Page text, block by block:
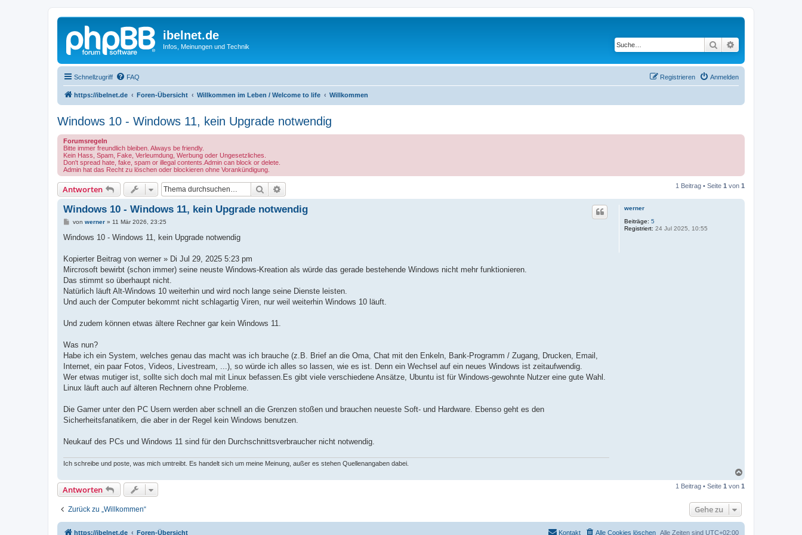
ibelnet.de
Infos, Meinungen und Technik Suche
Schnellzugriff FAQ Anmelden
Registrieren
https://ibelnet.de Foren-Übersicht Willkommen im Leben / Welcome to life Willkommen
Windows 10 - Windows 11, kein Upgrade notwendig
Forumsregeln
Bitte immer freundlich bleiben. Always be friendly.
Kein Hass, Spam, Fake, Verleumdung, Werbung oder Ungesetzliches.
Don't spread hate, fake, spam or illegal contents.Admin can block or delete.
Admin hat das Recht zu löschen oder blockieren ohne Vorankündigung.
Antworten Suche 1 Beitrag • Seite 1 von 1
werner
Beiträge: 5
Registriert: 24 Jul 2025, 10:55
Windows 10 - Windows 11, kein Upgrade notwendig
B
i
a
g
von werner» 11 Mär 2026, 23:25
Windows 10 - Windows 11, kein Upgrade notwendig
Kopierter Beitrag von werner » Di Jul 29, 2025 5:23 pm
Mircrosoft bewirbt (schon immer) seine neuste Windows-Kreation als würde das gerade bestehende Windows nicht mehr funktionieren.
Das stimmt so überhaupt nicht.
Natürlich läuft Alt-Windows 10 weiterhin und wird noch lange seine Dienste leisten.
Und auch der Computer bekommt nicht schlagartig Viren, nur weil weiterhin Windows 10 läuft.
Und zudem können etwas ältere Rechner gar kein Windows 11.
Was nun?
Habe ich ein System, welches genau das macht was ich brauche (z.B. Brief an die Oma, Chat mit den Enkeln, Bank-Programm / Zugang, Drucken, Email,
Internet, ein paar Fotos, Videos, Livestream, ...), so würde ich alles so lassen, wie es ist. Denn ein Wechsel auf ein neues Windows ist zeitaufwendig.
Wer etwas mutiger ist, sollte sich doch mal mit Linux befassen.Es gibt viele verschiedene Ansätze, Ubuntu ist für Windows-gewohnte Nutzer eine gute Wahl.
Linux läuft auch auf älteren Rechnern ohne Probleme.
Die Gamer unter den PC Usern werden aber schnell an die Grenzen stoßen und brauchen neueste Soft- und Hardware. Ebenso geht es den
Sicherheitsfanatikern, die aber in der Regel kein Windows benutzen.
Neukauf des PCs und Windows 11 sind für den Durchschnittsverbraucher nicht notwendig.
Ich schreibe und poste, was mich umtreibt. Es handelt sich um meine Meinung, außer es stehen Quellenangaben dabei.
c
Antworten 1 Beitrag • Seite 1 von 1
Zurück zu „Willkommen“ Gehe zu
https://ibelnet.de Foren-Übersicht Alle Zeiten sind UTC+02:00
Alle Cookies löschen
Kontakt